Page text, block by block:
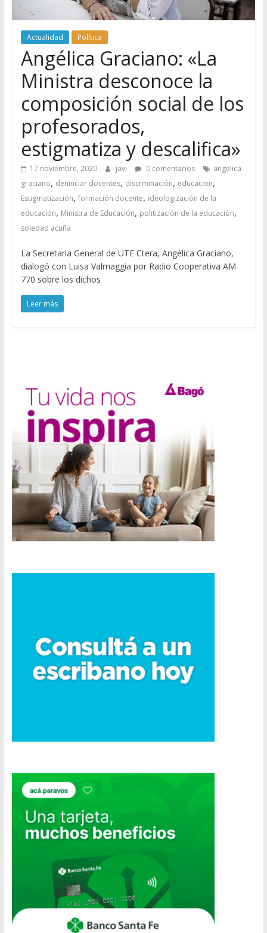
Actualidad Política
Angélica Graciano: «La
Ministra desconoce la
composición social de los
profesorados,
estigmatiza y descalifica»
17 noviembre, 2020 javi 0 comentarios
angelica
graciano, deninciar docentes, discrminación, educacion,
Estigmatización, formación docente, ideologización de la
educación, Ministra de Educación, politización de la educación,
soledad acuña
La Secretaria General de UTE Ctera, Angélica Graciano,
dialogó con Luisa Valmaggia por Radio Cooperativa AM
770 sobre los dichos
Leer más